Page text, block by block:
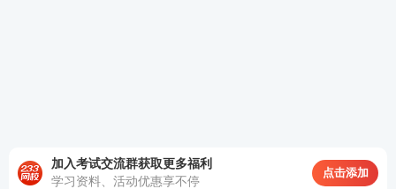
加入考试交流群获取更多福利
学习资料、活动优惠享不停
点击添加